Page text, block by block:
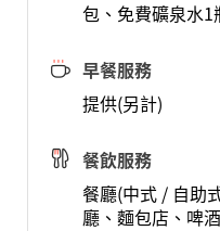
包、免費礦泉水1
早餐服務
提供(另計)
餐飲服務
餐廳(中式 / 自助
廳、麵包店、啤